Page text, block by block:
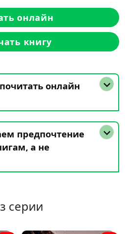
онлайн
книгу
онлайн
предпочтение
а не
серии